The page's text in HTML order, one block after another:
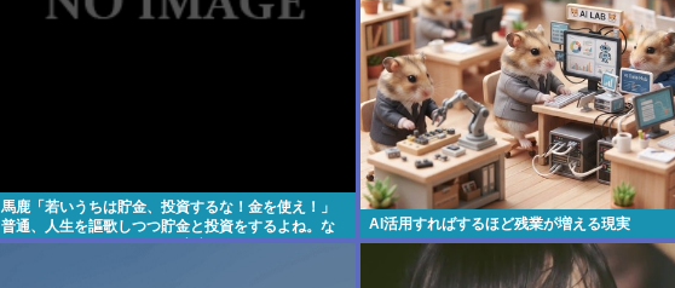
馬鹿「若いうちは貯金、投資するな！金を使え！」
普通、人生を謳歌しつつ貯金と投資をするよね。な
んで0か100しかないの？と高市が
AI活用すればするほど残業が増える現実